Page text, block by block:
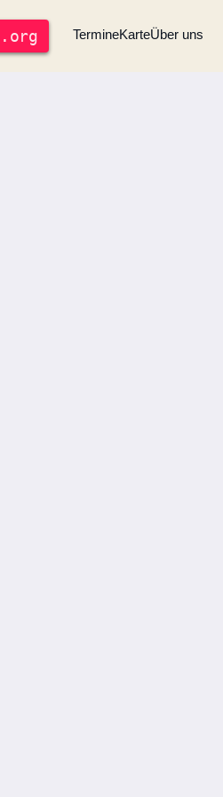
.org TermineKarteÜber uns